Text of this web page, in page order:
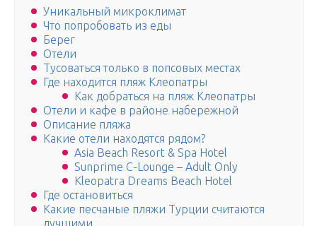
Уникальный микроклимат
Что попробовать из еды
Берег
Отели
Тусоваться только в попсовых местах
Где находится пляж Клеопатры
Как добраться на пляж Клеопатры
Отели и кафе в районе набережной
Описание пляжа
Какие отели находятся рядом?
Asia Beach Resort & Spa Hotel
Sunprime C-Lounge – Adult Only
Kleopatra Dreams Beach Hotel
Где остановиться
Какие песчаные пляжи Турции считаются
лучшими